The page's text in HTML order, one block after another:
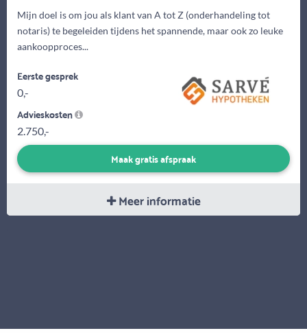
Mijn doel is om jou als klant van A tot Z (onderhandeling tot
notaris) te begeleiden tijdens het spannende, maar ook zo leuke
aankoopproces...
Eerste gesprek
0,-
Advieskosten
2.750,-
Maak gratis afspraak
Meer informatie